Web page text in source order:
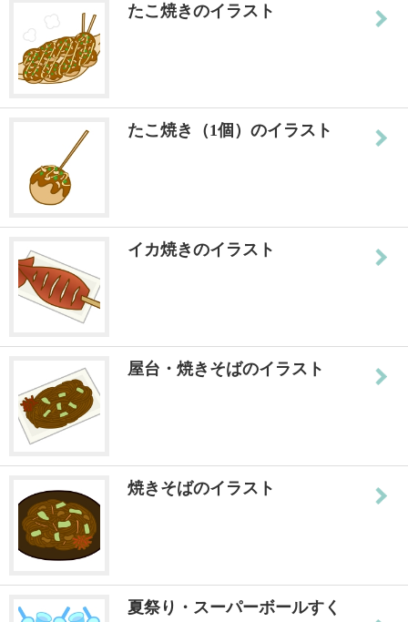
たこ焼きのイラスト
たこ焼き（1個）のイラスト
イカ焼きのイラスト
屋台・焼きそばのイラスト
焼きそばのイラスト
夏祭り・スーパーボールすく